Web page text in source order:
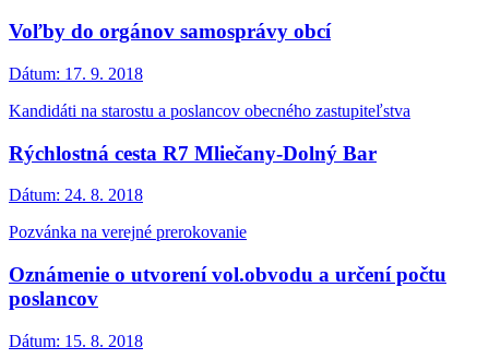
Voľby do orgánov samosprávy obcí
Dátum: 17. 9. 2018
Kandidáti na starostu a poslancov obecného zastupiteľstva
Rýchlostná cesta R7 Mliečany-Dolný Bar
Dátum: 24. 8. 2018
Pozvánka na verejné prerokovanie
Oznámenie o utvorení vol.obvodu a určení počtu
poslancov
Dátum: 15. 8. 2018